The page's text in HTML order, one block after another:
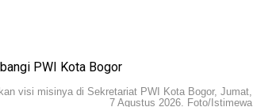
visi misinya di Sekretariat PWI Kota Bogor, Jumat,
7 Agustus 2026. Foto/Istimewa